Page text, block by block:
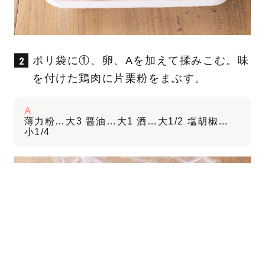
ポリ袋に①、卵、Aを加えて揉みこむ。味
を付けた鶏肉に片栗粉をまぶす。
A
薄力粉…大3 醤油…大1 酒…大1/2 塩胡椒…
小1/4